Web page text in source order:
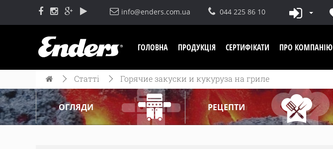
info@enders.com.ua 044 225 86 10
ГОЛОВНА ПРОДУКЦІЯ СЕРТИФІКАТИ ПРО КОМПАНІЮ
Статті Горячие закуски и кукуруза на гриле
ОГЛЯДИ РЕЦЕПТИ